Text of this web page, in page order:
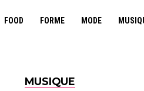
FOOD FORME MODE
MUSIQUE